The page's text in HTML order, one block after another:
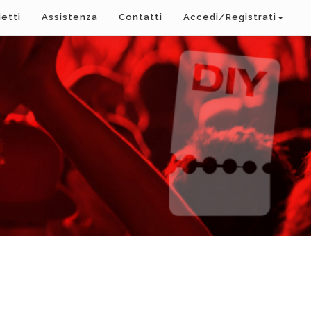
Assistenza Contatti Accedi/Registrati